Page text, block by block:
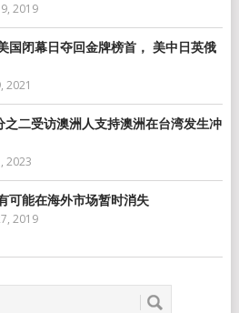
2019
国闭幕日夺回金牌榜首， 美中日英俄
2021
之二受访澳洲人支持澳洲在台湾发生冲
2023
可能在海外市场暂时消失
2019